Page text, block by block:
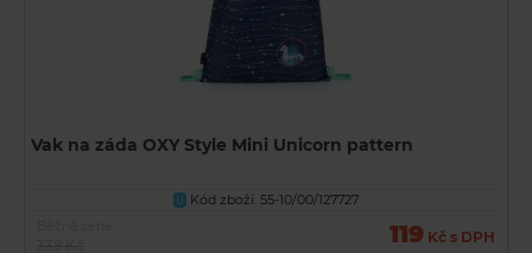
Vak na záda OXY Style Mini Unicorn pattern
U
Kód zboží: 55-10/00/127727
119 Kč s DPH